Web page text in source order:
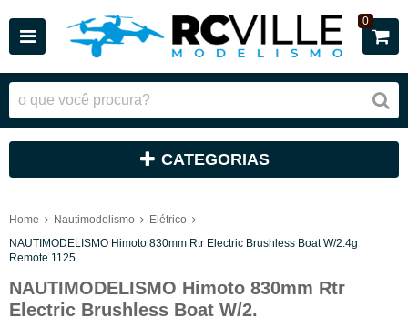
0
CATEGORIAS
Home Nautimodelismo
Elétrico
NAUTIMODELISMO Himoto 830mm Rtr Electric Brushless Boat W/2.4g
Remote 1125
NAUTIMODELISMO Himoto 830mm Rtr
Electric Brushless Boat W/2.